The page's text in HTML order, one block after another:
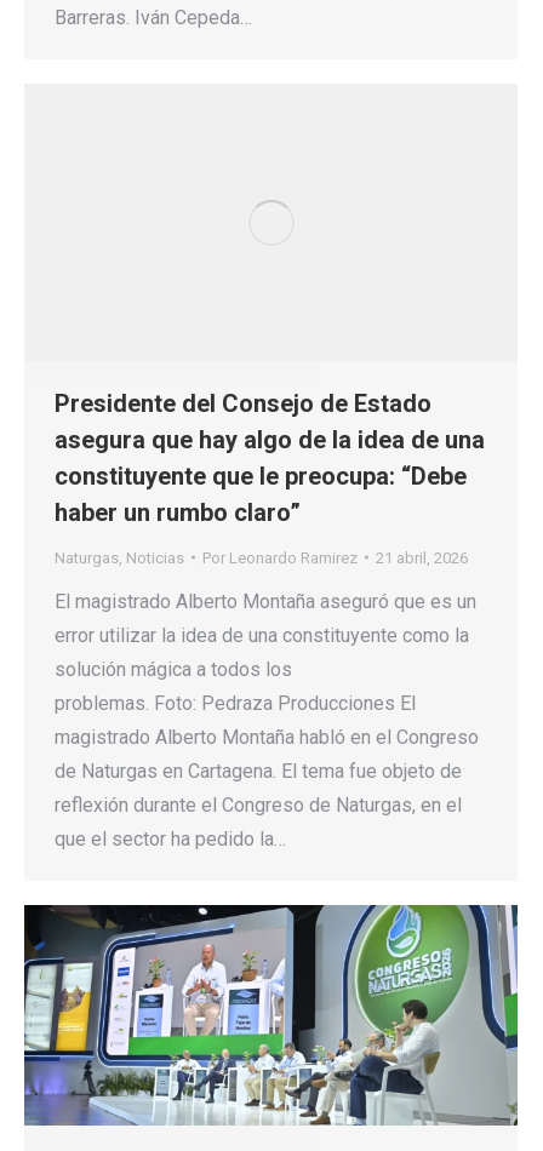
Barreras. Iván Cepeda…
Presidente del Consejo de Estado
asegura que hay algo de la idea de una
constituyente que le preocupa: “Debe
haber un rumbo claro”
Naturgas Noticias Por Leonardo Ramirez 21 abril, 2026
El magistrado Alberto Montaña aseguró que es un
error utilizar la idea de una constituyente como la
solución mágica a todos los
problemas. Foto: Pedraza Producciones El
magistrado Alberto Montaña habló en el Congreso
de Naturgas en Cartagena. El tema fue objeto de
reflexión durante el Congreso de Naturgas, en el
que el sector ha pedido la…